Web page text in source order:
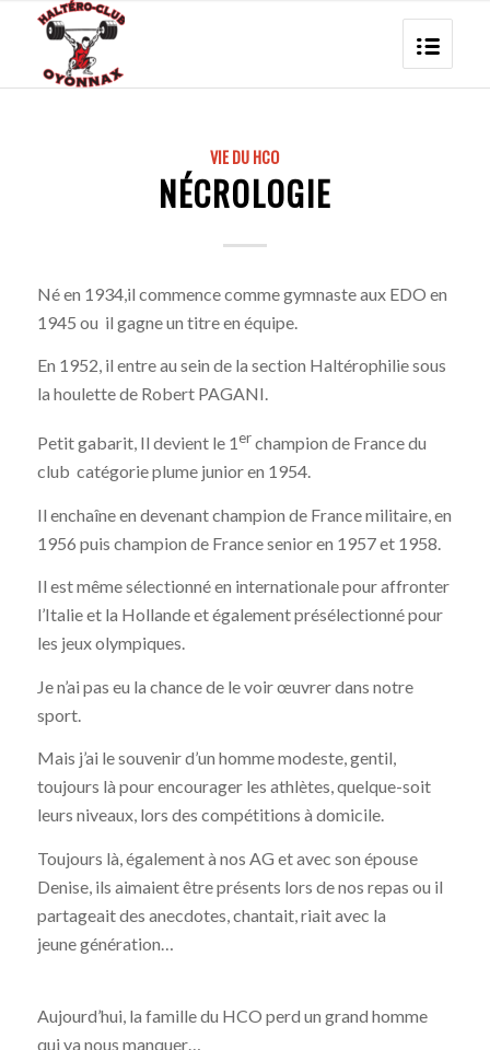
VIE DU HCO
NÉCROLOGIE
Né en 1934,il commence comme gymnaste aux EDO en
1945 ou il gagne un titre en équipe.
En 1952, il entre au sein de la section Haltérophilie sous
la houlette de Robert PAGANI.
Petit gabarit, Il devient le 1erchampion de France du
club catégorie plume junior en 1954.
Il enchaîne en devenant champion de France militaire, en
1956 puis champion de France senior en 1957 et 1958.
Il est même sélectionné en internationale pour affronter
l’Italie et la Hollande et également présélectionné pour
les jeux olympiques.
Je n’ai pas eu la chance de le voir œuvrer dans notre
sport.
Mais j’ai le souvenir d’un homme modeste, gentil,
toujours là pour encourager les athlètes, quelque-soit
leurs niveaux, lors des compétitions à domicile.
Toujours là, également à nos AG et avec son épouse
Denise, ils aimaient être présents lors de nos repas ou il
partageait des anecdotes, chantait, riait avec la
jeune génération…
Aujourd’hui, la famille du HCO perd un grand homme
qui va nous manquer…